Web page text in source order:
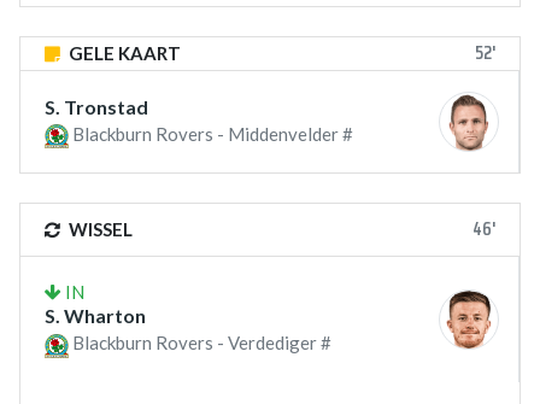
GELE KAART 52'
S. Tronstad
Blackburn Rovers - Middenvelder #
WISSEL 46'
IN
S. Wharton
Blackburn Rovers - Verdediger #